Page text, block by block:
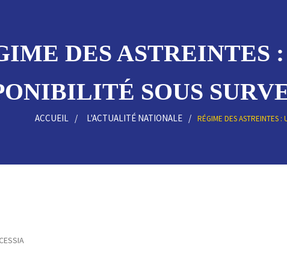
DES ASTREINTES
SOUS
ACCUEIL L'ACTUALITÉ NATIONALE RÉGIME DES ASTREINTES :